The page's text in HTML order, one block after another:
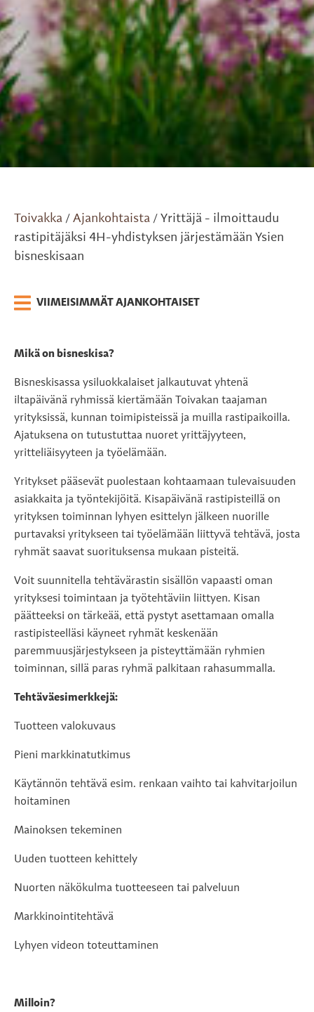
Toivakka / Ajankohtaista / Yrittäjä - ilmoittaudu
rastipitäjäksi 4H-yhdistyksen järjestämään Ysien
bisneskisaan
VIIMEISIMMÄT AJANKOHTAISET
Mikä on bisneskisa?
Bisneskisassa ysiluokkalaiset jalkautuvat yhtenä
iltapäivänä ryhmissä kiertämään Toivakan taajaman
yrityksissä, kunnan toimipisteissä ja muilla rastipaikoilla.
Ajatuksena on tutustuttaa nuoret yrittäjyyteen,
yritteliäisyyteen ja työelämään.
Yritykset pääsevät puolestaan kohtaamaan tulevaisuuden
asiakkaita ja työntekijöitä. Kisapäivänä rastipisteillä on
yrityksen toiminnan lyhyen esittelyn jälkeen nuorille
purtavaksi yritykseen tai työelämään liittyvä tehtävä, josta
ryhmät saavat suorituksensa mukaan pisteitä.
Voit suunnitella tehtävärastin sisällön vapaasti oman
yrityksesi toimintaan ja työtehtäviin liittyen. Kisan
päätteeksi on tärkeää, että pystyt asettamaan omalla
rastipisteelläsi käyneet ryhmät keskenään
paremmuusjärjestykseen ja pisteyttämään ryhmien
toiminnan, sillä paras ryhmä palkitaan rahasummalla.
Tehtäväesimerkkejä:
Tuotteen valokuvaus
Pieni markkinatutkimus
Käytännön tehtävä esim. renkaan vaihto tai kahvitarjoilun
hoitaminen
Mainoksen tekeminen
Uuden tuotteen kehittely
Nuorten näkökulma tuotteeseen tai palveluun
Markkinointitehtävä
Lyhyen videon toteuttaminen
Milloin?